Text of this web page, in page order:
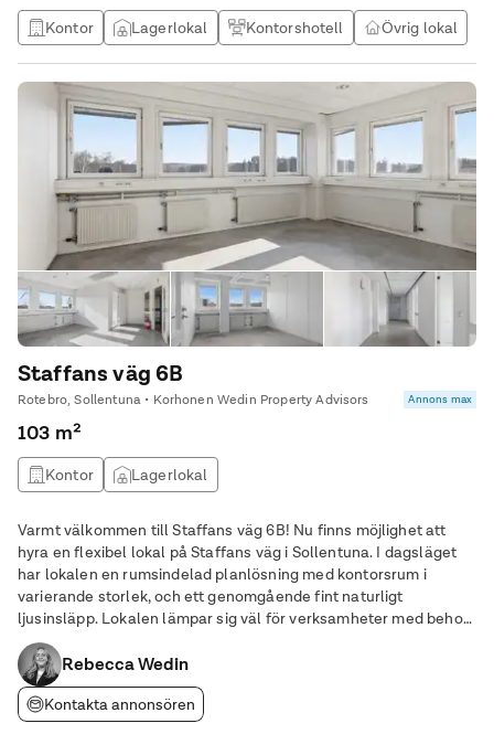
Kontor Lagerlokal Kontorshotell Övrig lokal
Staffans väg 6B
Rotebro, Sollentuna • Korhonen Wedin Property Advisors Annons max
103 m²
Kontor Lagerlokal
Varmt välkommen till Staffans väg 6B! Nu finns möjlighet att
hyra en flexibel lokal på Staffans väg i Sollentuna. I dagsläget
har lokalen en rumsindelad planlösning med kontorsrum i
varierande storlek, och ett genomgående fint naturligt
ljusinsläpp. Lokalen lämpar sig väl för verksamheter med behov
av både administrativa ytor och plats för exempelvis
varuhantering, mindre lager eller showroom.
Rebecca Wedin
Kontakta annonsören